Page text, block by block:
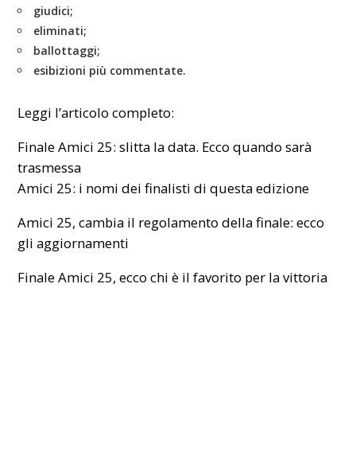
giudici;
eliminati;
ballottaggi;
esibizioni più commentate.
Leggi l’articolo completo:
Finale Amici 25: slitta la data. Ecco quando sarà
trasmessa
Amici 25: i nomi dei finalisti di questa edizione
Amici 25, cambia il regolamento della finale: ecco
gli aggiornamenti
Finale Amici 25, ecco chi è il favorito per la vittoria